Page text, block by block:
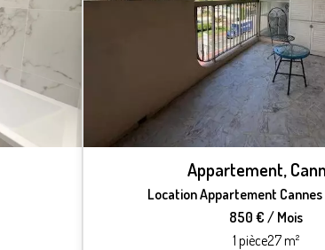
Appartement,
Location Appartement
850 € / Mois
1 pièce27 m²